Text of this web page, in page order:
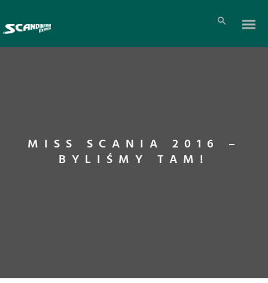
MISS SCANIA 2016 –
BYLIŚMY TAM!